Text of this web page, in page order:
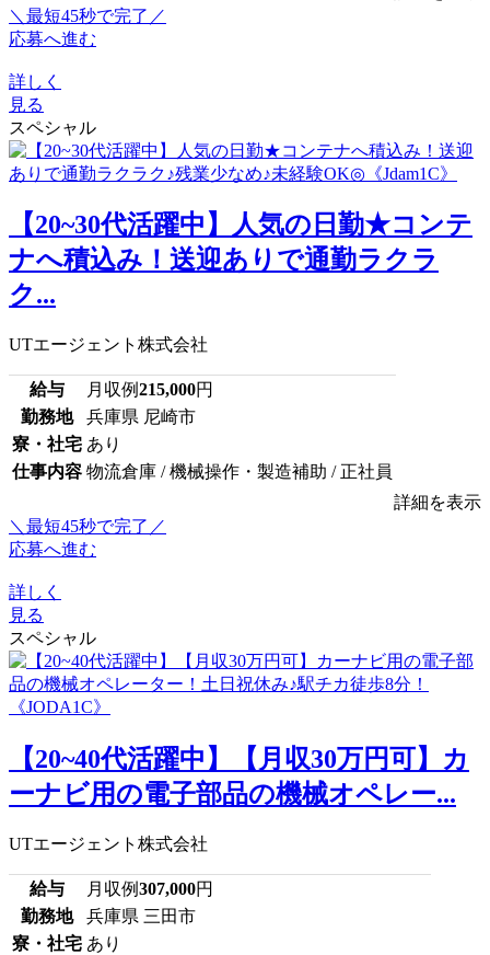
＼最短45秒で完了／
応募へ進む
詳しく
見る
スペシャル
【20~30代活躍中】人気の日勤★コンテ
ナへ積込み！送迎ありで通勤ラクラ
ク...
UTエージェント株式会社
給与 月収例215,000円
勤務地
兵庫県 尼崎市
寮・社宅 あり
仕事内容 物流倉庫 / 機械操作・製造補助 / 正社員
詳細を表示
＼最短45秒で完了／
応募へ進む
詳しく
見る
スペシャル
【20~40代活躍中】【月収30万円可】カ
ーナビ用の電子部品の機械オペレー...
UTエージェント株式会社
給与 月収例307,000円
勤務地
兵庫県 三田市
寮・社宅 あり